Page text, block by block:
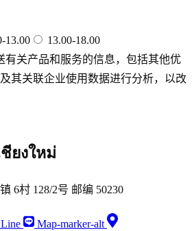
13.00
13.00-18.00
有关产品和服务的信息，包括其他优
其关联企业使用数据进行分析，以改
ยงใหม่
6村 128/2号 邮编 50230
Line Map-marker-alt